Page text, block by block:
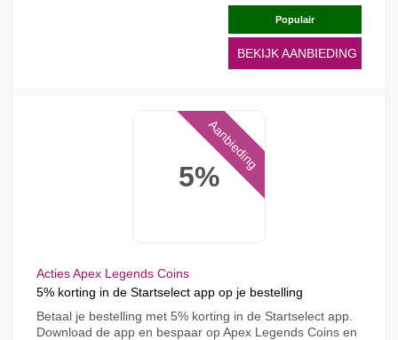
Populair
BEKIJK AANBIEDING
5%
Aanbieding
Acties Apex Legends Coins
5% korting in de Startselect app op je bestelling
Betaal je bestelling met 5% korting in de Startselect app.
Download de app en bespaar op Apex Legends Coins en